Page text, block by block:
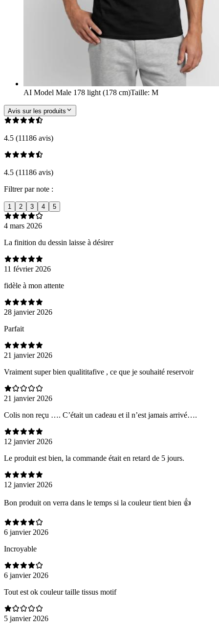
AI Model Male 178 light (178 cm)Taille: M
Avis sur les produits
4.5 (11186 avis)
4.5 (11186 avis)
Filtrer par note :
1 2 3 4 5
4 mars 2026
La finition du dessin laisse à désirer
11 février 2026
fidèle à mon attente
28 janvier 2026
Parfait
21 janvier 2026
Vraiment super bien qualititafive , ce que je souhaité reservoir
21 janvier 2026
Colis non reçu …. C’était un cadeau et il n’est jamais arrivé….
12 janvier 2026
Le produit est bien, la commande était en retard de 5 jours.
12 janvier 2026
Bon produit on verra dans le temps si la couleur tient bien 👍
6 janvier 2026
Incroyable
6 janvier 2026
Tout est ok couleur taille tissus motif
5 janvier 2026